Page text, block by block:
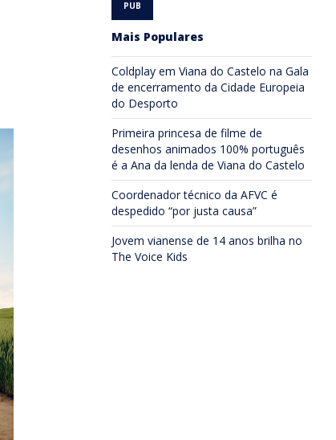
Mais Populares
Coldplay em Viana do Castelo na Gala
de encerramento da Cidade Europeia
do Desporto
Primeira princesa de filme de
desenhos animados 100% português
é a Ana da lenda de Viana do Castelo
Coordenador técnico da AFVC é
despedido “por justa causa”
Jovem vianense de 14 anos brilha no
The Voice Kids